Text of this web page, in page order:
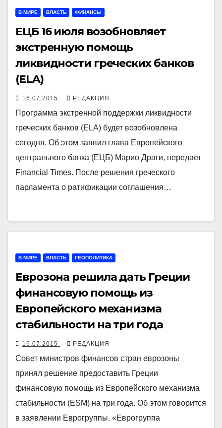
В МИРЕ ВЛАСТЬ ФИНАНСЫ
ЕЦБ 16 июля возобновляет
экстренную помощь
ликвидности греческих банков
(ELA)
16.07.2015 РЕДАКЦИЯ
Программа экстренной поддержки ликвидности
греческих банков (ELA) будет возобновлена
сегодня. Об этом заявил глава Европейского
центрального банка (ЕЦБ) Марио Драги, передает
Financial Times. После решения греческого
парламента о ратификации соглашения…
В МИРЕ ВЛАСТЬ ГЕОПОЛИТИКА
Еврозона решила дать Греции
финансовую помощь из
Европейского механизма
стабильности на три года
16.07.2015 РЕДАКЦИЯ
Совет министров финансов стран еврозоны
принял решение предоставить Греции
финансовую помощь из Европейского механизма
стабильности (ESM) на три года. Об этом говорится
в заявлении Еврогруппы. «Еврогруппа